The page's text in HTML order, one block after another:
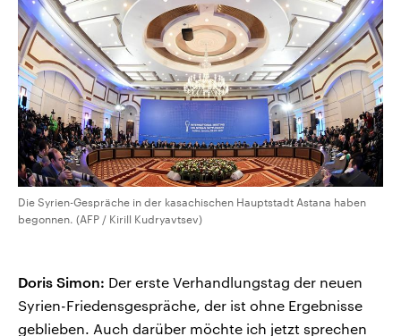
Die Syrien-Gespräche in der kasachischen Hauptstadt Astana haben
begonnen. (AFP / Kirill Kudryavtsev)
Doris Simon: Der erste Verhandlungstag der neuen
Syrien-Friedensgespräche, der ist ohne Ergebnisse
geblieben. Auch darüber möchte ich jetzt sprechen